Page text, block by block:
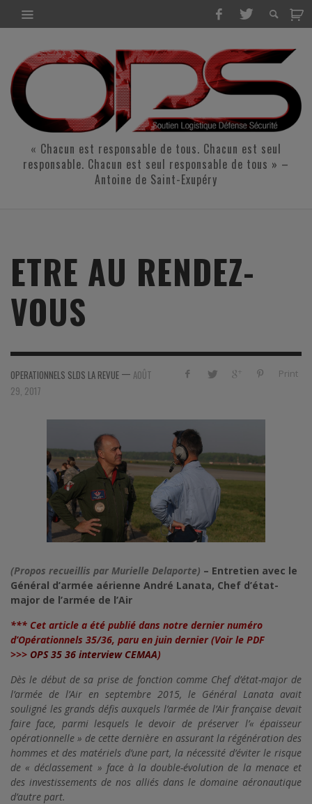
« Chacun est responsable de tous. Chacun est seul
responsable. Chacun est seul responsable de tous » –
Antoine de Saint-Exupéry
ETRE AU RENDEZ-
VOUS
Print
OPERATIONNELS SLDS LA REVUE — AOÛT
29, 2017
(Propos recueillis par Murielle Delaporte) – Entretien avec le
Général d’armée aérienne André Lanata, Chef d’état-
major de l’armée de l’Air
*** Cet article a été publié dans notre dernier numéro
d’Opérationnels 35/36, paru en juin dernier (Voir le PDF
>>> OPS 35 36 interview CEMAA)
Dès le début de sa prise de fonction comme Chef d’état-major de
l’armée de l’Air en septembre 2015, le Général Lanata avait
souligné les grands défis auxquels l’armée de l’Air française devait
faire face, parmi lesquels le devoir de préserver l’« épaisseur
opérationnelle » de cette dernière en assurant la régénération des
hommes et des matériels d’une part, la nécessité d’éviter le risque
de « déclassement » face à la double-évolution de la menace et
des investissements de nos alliés dans le domaine aéronautique
d’autre part.